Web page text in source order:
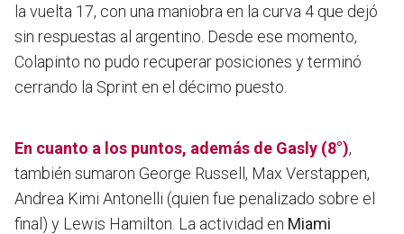
la vuelta 17, con una maniobra en la curva 4 que dejó
sin respuestas al argentino. Desde ese momento,
Colapinto no pudo recuperar posiciones y terminó
cerrando la Sprint en el décimo puesto.
En cuanto a los puntos, además de Gasly (8°),
también sumaron George Russell, Max Verstappen,
Andrea Kimi Antonelli (quien fue penalizado sobre el
final) y Lewis Hamilton. La actividad en Miami